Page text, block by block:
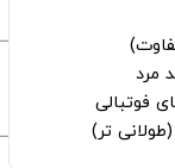
مرد
فوتبالی
تر)